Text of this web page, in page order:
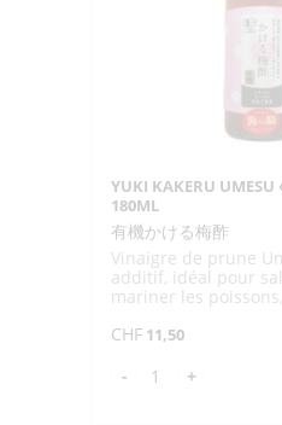
YUKI KAKERU UMESU
180ML
有機かける梅酢
Vinaigre de prune
additif, idéal pour
mariner les
CHF 11,50
-
quantité
+